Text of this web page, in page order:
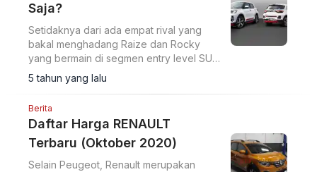
Saja?
Setidaknya dari ada empat rival yang
bakal menghadang Raize dan Rocky
yang bermain di segmen entry level SUV
5-seater dengan harga mulai Rp 160-280
5 tahun yang lalu
Berita
Daftar Harga RENAULT
Terbaru (Oktober 2020)
Selain Peugeot, Renault merupakan